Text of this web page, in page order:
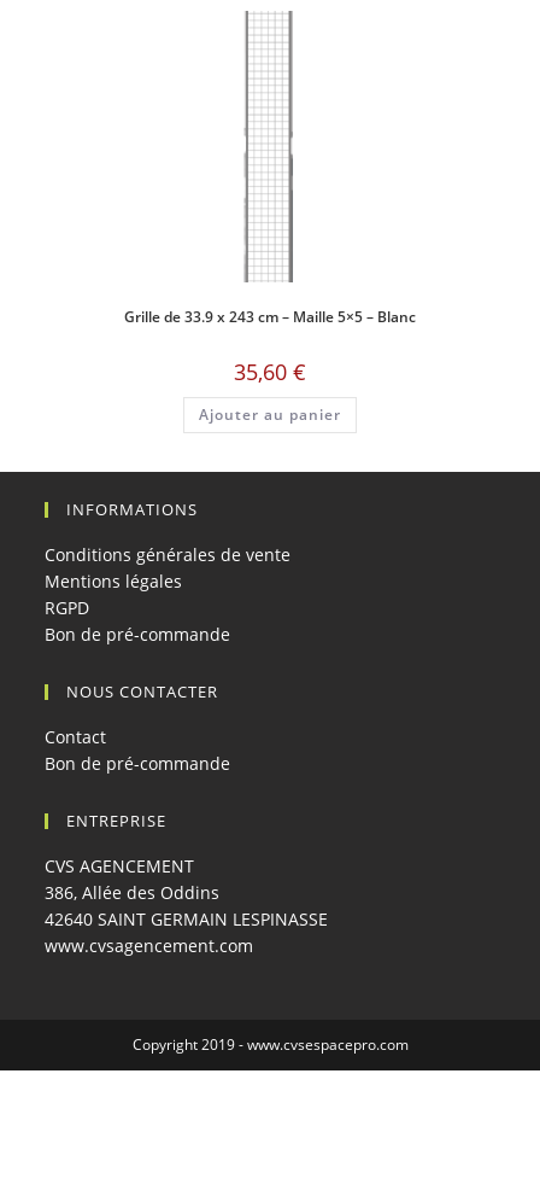
Grille de 33.9 x 243 cm – Maille 5×5 – Blanc
35,60 €
Ajouter au panier
INFORMATIONS
Conditions générales de vente
Mentions légales
RGPD
Bon de pré-commande
NOUS CONTACTER
Contact
Bon de pré-commande
ENTREPRISE
CVS AGENCEMENT
386, Allée des Oddins
42640 SAINT GERMAIN LESPINASSE
www.cvsagencement.com
Copyright 2019 -www.cvsespacepro.com